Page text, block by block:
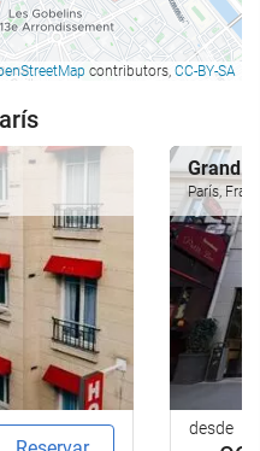
contributors, CC-BY-SA
Grand
París,
desde